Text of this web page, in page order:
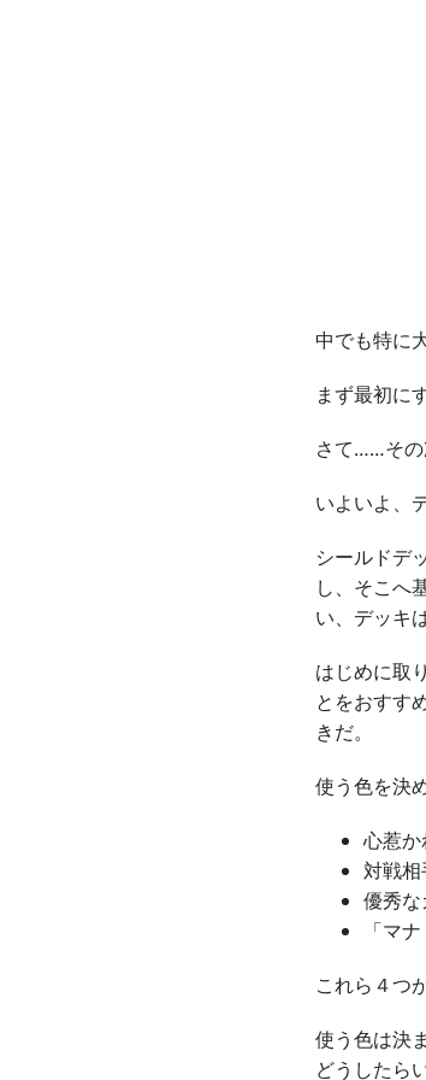
中でも特に
まず最初に
さて……その
いよいよ、
シールドデ
し、そこへ
い、デッキ
はじめに取
とをおすす
きだ。
使う色を決
心惹
対戦
優秀
「マ
これら４つ
使う色は決
どうしたら